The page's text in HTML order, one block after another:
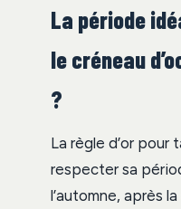
La période
le créneau
?
La règle d’or pour
respecter sa
l’automne, après